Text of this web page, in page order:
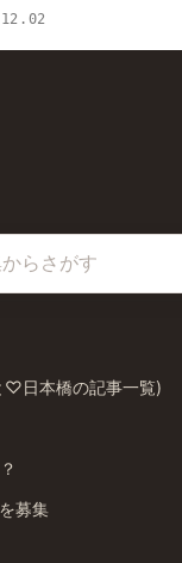
♡日本橋の記事一覧)
募集